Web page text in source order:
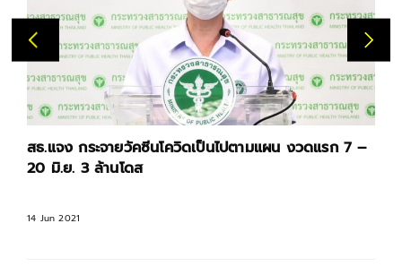
สธ.แจง กระจายวัคซีนโควิดเป็นไปตามแผน งวดแรก 7 –
20 มิ.ย. 3 ล้านโดส
14 Jun 2021